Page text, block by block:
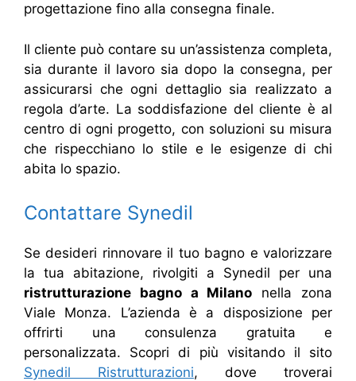
progettazione fino alla consegna finale.
Il cliente può contare su un’assistenza completa,
sia durante il lavoro sia dopo la consegna, per
assicurarsi che ogni dettaglio sia realizzato a
regola d’arte. La soddisfazione del cliente è al
centro di ogni progetto, con soluzioni su misura
che rispecchiano lo stile e le esigenze di chi
abita lo spazio.
Contattare Synedil
Se desideri rinnovare il tuo bagno e valorizzare
la tua abitazione, rivolgiti a Synedil per una
ristrutturazione bagno a Milano nella zona
Viale Monza. L’azienda è a disposizione per
offrirti una consulenza gratuita e
personalizzata. Scopri di più visitando il sito
Synedil Ristrutturazioni, dove troverai